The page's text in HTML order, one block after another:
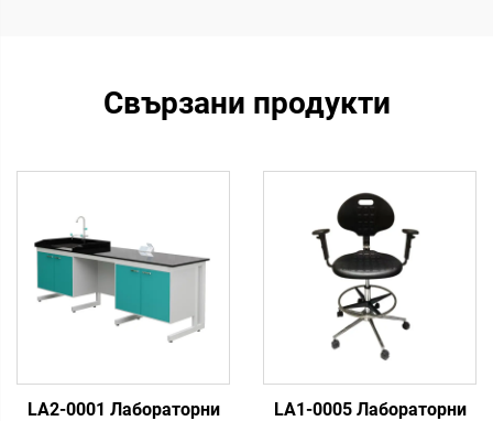
Свързани продукти
LA2-0001 Лабораторни
LA1-0005 Лабораторни